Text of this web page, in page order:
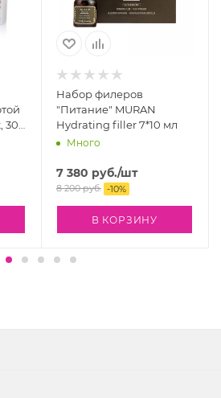
текстуры оказывает
и омолаживающее
коллагена, эластина и
Разглаживает морщины.
ацетил октапептид-3,
ингредиентов. Через 2-3
Набор филеров
"Питание" MURAN
Hydrating filler 7*10 мл
Много
7 380 руб./шт
8 200руб. -10%
В КОРЗИНУ